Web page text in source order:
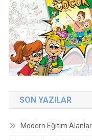
SON YAZILAR
Modern Eğitim